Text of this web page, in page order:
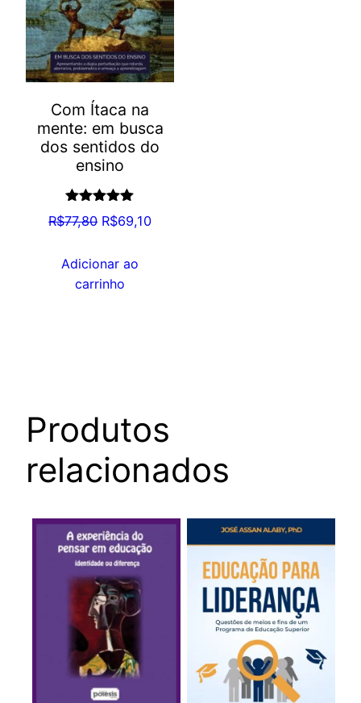
Com Ítaca na
mente: em busca
dos sentidos do
ensino
Avaliação
5.00de 5
R$77,80 O
original
era:
R$69,10O
Adicionar ao
carrinho
Produtos
relacionados